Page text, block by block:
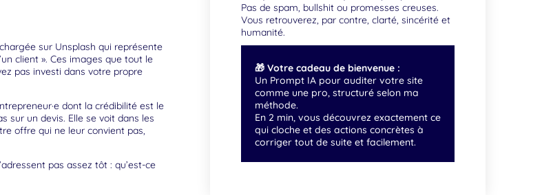
sur Unsplash qui représente
client ». Ces images que tout le
pas investi dans votre propre
dont la crédibilité est le
sur un devis. Elle se voit dans les
offre qui ne leur convient pas,
pas assez tôt : qu’est-ce
Pas de spam, bullshit ou promesses creuses.
Vous retrouverez, par contre, clarté, sincérité et
humanité.
🎁 Votre cadeau de bienvenue :
Un Prompt IA pour auditer votre site
comme une pro, structuré selon ma
méthode.
En 2 min, vous découvrez exactement ce
qui cloche et des actions concrètes à
corriger tout de suite et facilement.